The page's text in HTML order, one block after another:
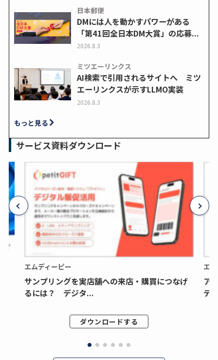
日本郵便
DMには人を動かすパワーがある
「第41回全日本DM大賞」の応募...
2026.8.3
ミツエーリンクス
AI検索で引用されるサイトへ ミツ
エーリンクスが示すLLMO実装
2026.8.3
もっと見る
サービス資料ダウンロード
エムディーピー
サンプリングを実店舗への来店・購買につなげ
るには？ デジタ...
ダウンロードする
エ
ア
デ